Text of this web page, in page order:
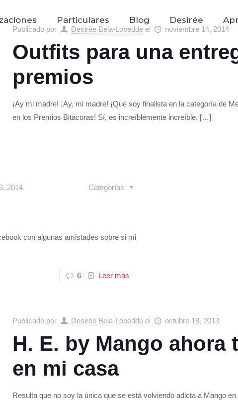
Particulares Blog Desirée
Publicado por Desirée Bela-Lobedde el noviembre 14, 2014
Outfits para una
premios
¡Ay mi madre! ¡Ay, mi madre! ¡Que soy finalista en la categoría de
en los Premios Bitácoras! Sí, es increíblemente increíble. […]
2014 Categorías
con algunas amistades sobre si mi
6 Leer más
Publicado por Desirée Bela-Lobedde el octubre 18, 2013
H. E. by Mango ahora
en mi casa
Resulta que no soy la única que se está volviendo adicta a Mango